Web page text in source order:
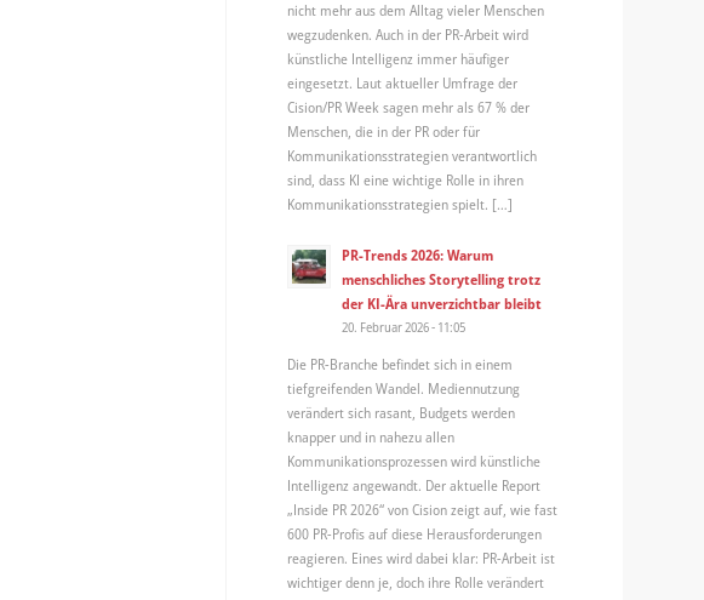
nicht mehr aus dem Alltag vieler Menschen
wegzudenken. Auch in der PR-Arbeit wird
künstliche Intelligenz immer häufiger
eingesetzt. Laut aktueller Umfrage der
Cision/PR Week sagen mehr als 67 % der
Menschen, die in der PR oder für
Kommunikationsstrategien verantwortlich
sind, dass KI eine wichtige Rolle in ihren
Kommunikationsstrategien spielt. […]
PR-Trends 2026: Warum
menschliches Storytelling trotz
der KI-Ära unverzichtbar bleibt
20. Februar 2026 - 11:05
Die PR-Branche befindet sich in einem
tiefgreifenden Wandel. Mediennutzung
verändert sich rasant, Budgets werden
knapper und in nahezu allen
Kommunikationsprozessen wird künstliche
Intelligenz angewandt. Der aktuelle Report
„Inside PR 2026“ von Cision zeigt auf, wie fast
600 PR-Profis auf diese Herausforderungen
reagieren. Eines wird dabei klar: PR-Arbeit ist
wichtiger denn je, doch ihre Rolle verändert